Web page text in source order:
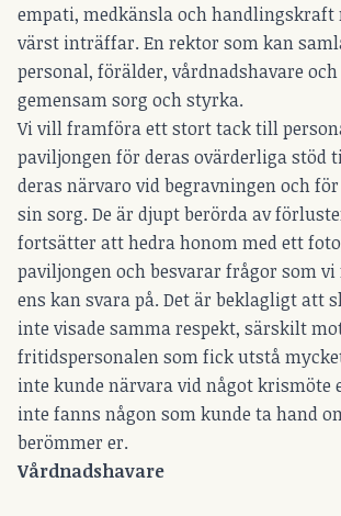
empati, medkänsla och handlingskraft
värst inträffar. En rektor som kan
personal, förälder, vårdnadshavare
gemensam sorg och styrka.
Vi vill framföra ett stort tack till
paviljongen för deras ovärderliga stöd
deras närvaro vid begravningen och
sin sorg. De är djupt berörda av
fortsätter att hedra honom med ett
paviljongen och besvarar frågor som
ens kan svara på. Det är beklagligt att
inte visade samma respekt, särskilt
fritidspersonalen som fick utstå
inte kunde närvara vid något krismöte
inte fanns någon som kunde ta hand
berömmer er.
Vårdnadshavare